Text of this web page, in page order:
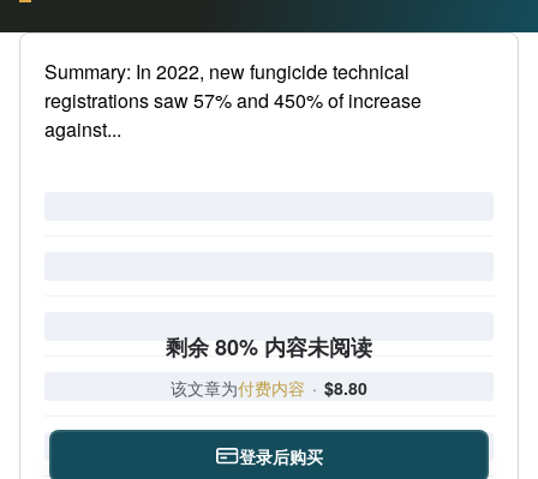
Summary: In 2022, new fungicide technical
registrations saw 57% and 450% of increase
against...
剩余 80% 内容未阅读
该文章为付费内容 · $8.80
登录后购买